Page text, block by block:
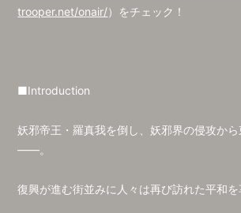
trooper.net/onair/）をチェック！
■Introduction
妖邪帝王・羅真我を倒し、妖邪界の侵攻か
――。
復興が進む街並みに人々は再び訪れた平和を